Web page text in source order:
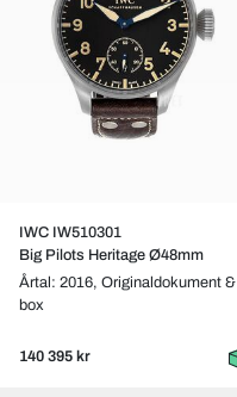
IWC IW510301
Big Pilots Heritage Ø48mm
Årtal: 2016, Originaldokument &
box
140 395 kr